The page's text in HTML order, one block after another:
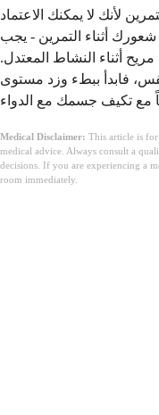
لأنك لا يمكنك الاعتماد
أثناء التمرين - يجب
أثناء النشاط المعتدل.
فابدأ ببطء وزد مستوى
Medical Disclaimer: This article is
medical advice. Always consult a
decisions. If you are experiencing a
room immediately.